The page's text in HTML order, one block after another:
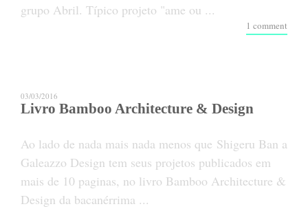
grupo Abril. Típico projeto "ame ou ...
1 comment
03/03/2016
Livro Bamboo Architecture & Design
Ao lado de nada mais nada menos que Shigeru Ban a
Galeazzo Design tem seus projetos publicados em
mais de 10 paginas, no livro Bamboo Architecture &
Design da bacanérrima ...